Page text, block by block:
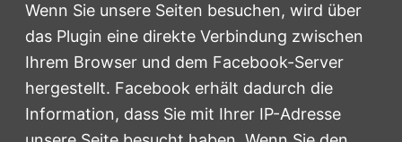
Wenn Sie unsere Seiten besuchen, wird über
das Plugin eine direkte Verbindung zwischen
Ihrem Browser und dem Facebook-Server
hergestellt. Facebook erhält dadurch die
Information, dass Sie mit Ihrer IP-Adresse